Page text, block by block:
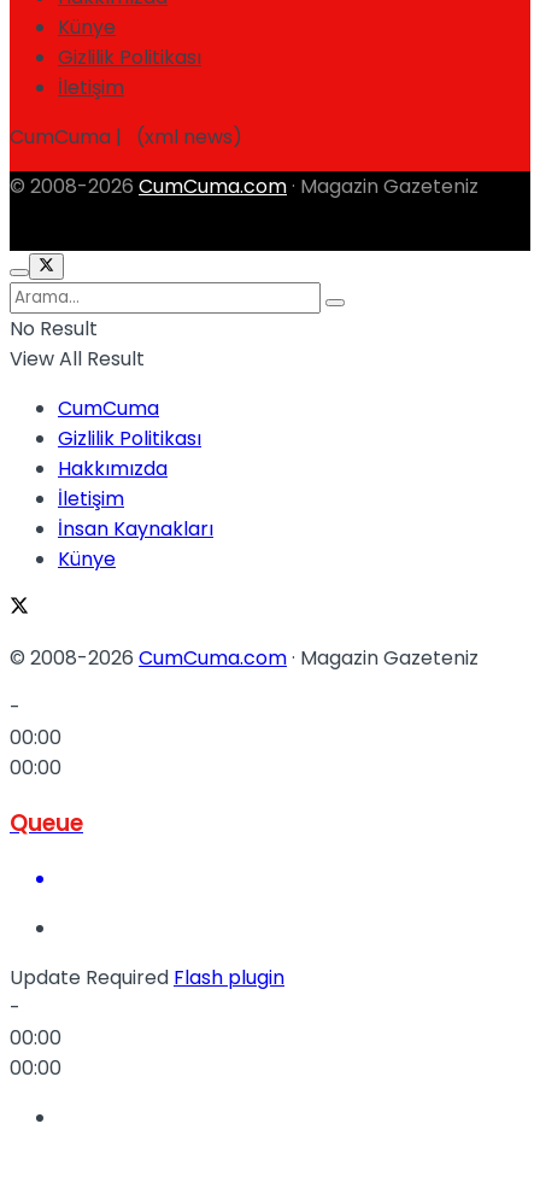
Künye
Gizlilik Politikası
İletişim
CumCuma | (xml news)
© 2008-2026 CumCuma.com · Magazin Gazeteniz
No Result
View All Result
CumCuma
Gizlilik Politikası
Hakkımızda
İletişim
İnsan Kaynakları
Künye
© 2008-2026 CumCuma.com· Magazin Gazeteniz
-
00:00
00:00
Queue
Update Required Flash plugin
-
00:00
00:00